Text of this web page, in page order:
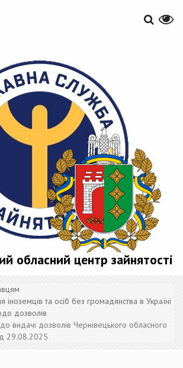
обласний центр зайнятості
та осіб без громадянства в Україні
дозволів
видачі дозволів Чернівецького обласного
29.08.2025